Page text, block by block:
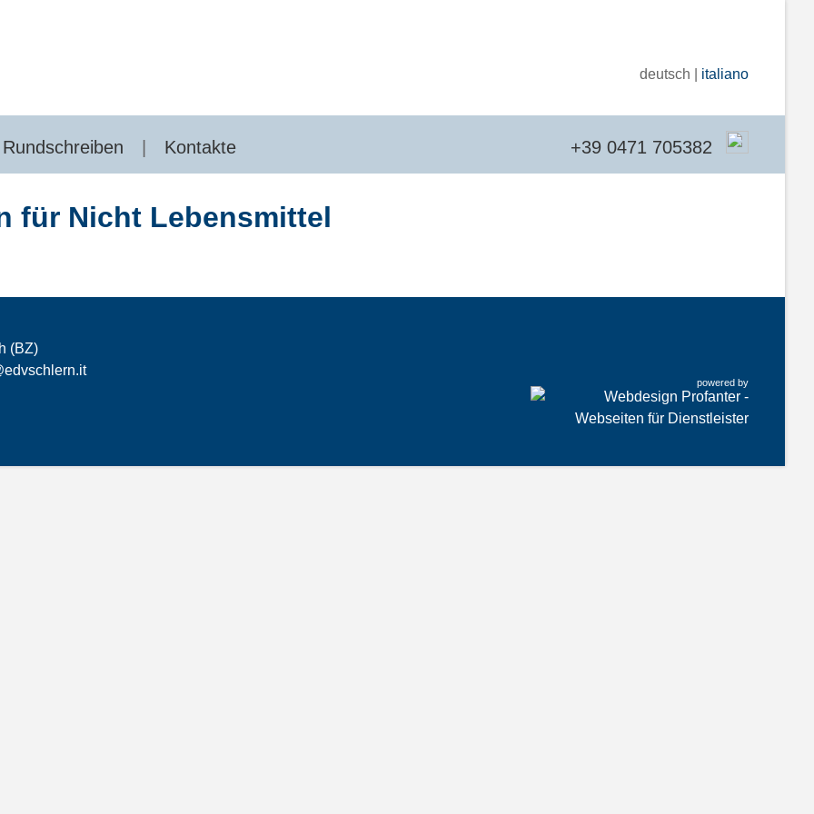
deutsch | italiano
+39 0471 705382
Rundschreiben Kontakte
für Nicht Lebensmittel
(BZ)
powered by